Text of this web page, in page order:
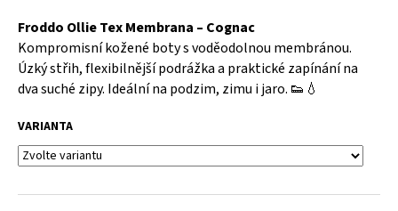
Froddo Ollie Tex Membrana – Cognac
Kompromisní kožené boty s voděodolnou membránou.
Úzký střih, flexibilnější podrážka a praktické zapínání na
dva suché zipy. Ideální na podzim, zimu i jaro. 👟💧
VARIANTA
HLEDAT
D
p